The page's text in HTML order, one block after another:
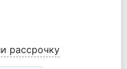
рассрочку